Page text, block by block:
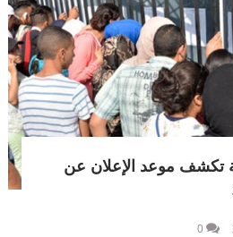
تكشف موعد الإعلان عن
0